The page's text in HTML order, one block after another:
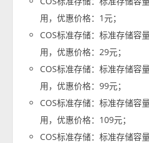
用，优惠价格：1元；
COS标准存储：标准存储容
用，优惠价格：29元；
COS标准存储：标准存储容
用，优惠价格：99元；
COS标准存储：标准存储容
用，优惠价格：109元；
COS标准存储：标准存储容